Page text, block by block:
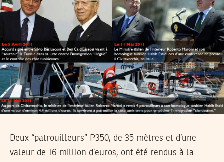
Deux “patrouilleurs” P350, de 35 mètres et d’une
valeur de 16 million d’euros, ont été rendus à la